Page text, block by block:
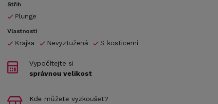
Střih
Plunge
Vlastnosti
Krajka Nevyztužená S kosticemi
Vypočítejte si
správnou velikost
Kde můžete vyzkoušet?